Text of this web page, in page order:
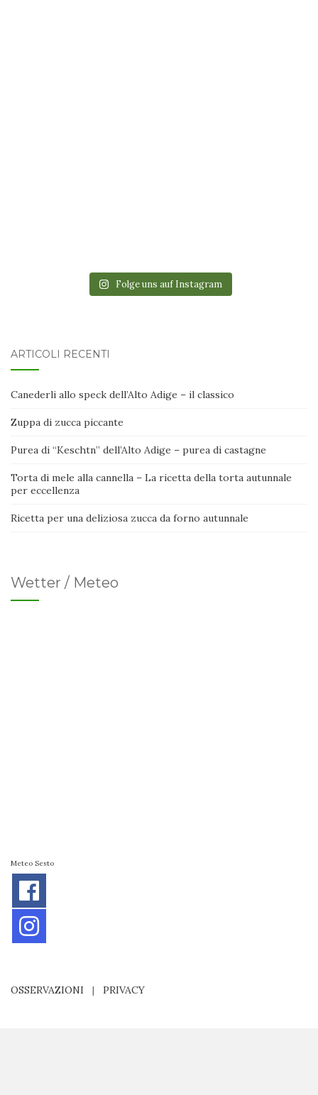
Folge uns auf Instagram
ARTICOLI RECENTI
Canederli allo speck dell’Alto Adige – il classico
Zuppa di zucca piccante
Purea di “Keschtn” dell’Alto Adige – purea di castagne
Torta di mele alla cannella – La ricetta della torta autunnale
per eccellenza
Ricetta per una deliziosa zucca da forno autunnale
Wetter / Meteo
Meteo Sesto
OSSERVAZIONI | PRIVACY